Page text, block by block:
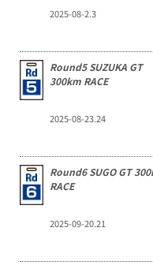
2025-08-2.3
Round5 SUZUKA GT
300km RACE
2025-08-23.24
Round6 SUGO GT
RACE
2025-09-20.21